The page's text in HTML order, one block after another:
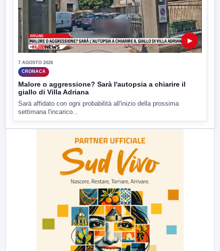
▶
7 AGOSTO 2026
CRONACA
Malore o aggressione? Sarà l'autopsia a chiarire il
giallo di Villa Adriana
Sarà affidato con ogni probabilità all'inizio della prossima
settimana l'incarico...